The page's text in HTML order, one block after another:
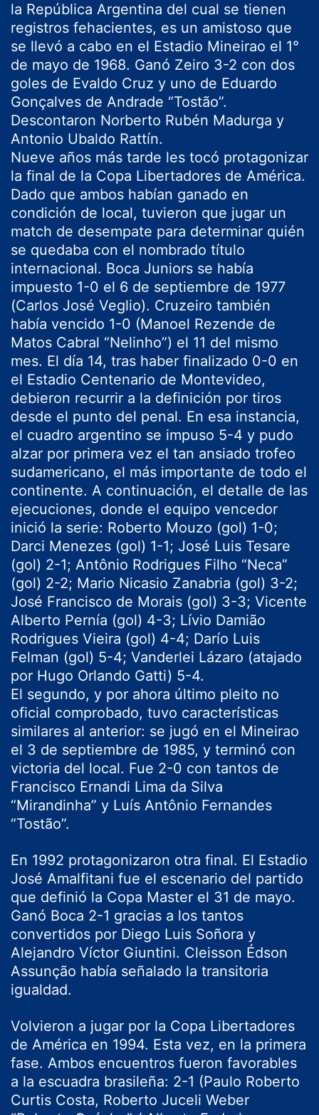
la República Argentina del cual se tienen
registros fehacientes, es un amistoso que
se llevó a cabo en el Estadio Mineirao el 1°
de mayo de 1968. Ganó Zeiro 3-2 con dos
goles de Evaldo Cruz y uno de Eduardo
Gonçalves de Andrade “Tostão”.
Descontaron Norberto Rubén Madurga y
Antonio Ubaldo Rattín.
Nueve años más tarde les tocó protagonizar
la final de la Copa Libertadores de América.
Dado que ambos habían ganado en
condición de local, tuvieron que jugar un
match de desempate para determinar quién
se quedaba con el nombrado título
internacional. Boca Juniors se había
impuesto 1-0 el 6 de septiembre de 1977
(Carlos José Veglio). Cruzeiro también
había vencido 1-0 (Manoel Rezende de
Matos Cabral “Nelinho”) el 11 del mismo
mes. El día 14, tras haber finalizado 0-0 en
el Estadio Centenario de Montevideo,
debieron recurrir a la definición por tiros
desde el punto del penal. En esa instancia,
el cuadro argentino se impuso 5-4 y pudo
alzar por primera vez el tan ansiado trofeo
sudamericano, el más importante de todo el
continente. A continuación, el detalle de las
ejecuciones, donde el equipo vencedor
inició la serie: Roberto Mouzo (gol) 1-0;
Darci Menezes (gol) 1-1; José Luis Tesare
(gol) 2-1; Antônio Rodrigues Filho “Neca”
(gol) 2-2; Mario Nicasio Zanabria (gol) 3-2;
José Francisco de Morais (gol) 3-3; Vicente
Alberto Pernía (gol) 4-3; Lívio Damião
Rodrigues Vieira (gol) 4-4; Darío Luis
Felman (gol) 5-4; Vanderlei Lázaro (atajado
por Hugo Orlando Gatti) 5-4.
El segundo, y por ahora último pleito no
oficial comprobado, tuvo características
similares al anterior: se jugó en el Mineirao
el 3 de septiembre de 1985, y terminó con
victoria del local. Fue 2-0 con tantos de
Francisco Ernandi Lima da Silva
“Mirandinha” y Luís Antônio Fernandes
“Tostão”.
En 1992 protagonizaron otra final. El Estadio
José Amalfitani fue el escenario del partido
que definió la Copa Master el 31 de mayo.
Ganó Boca 2-1 gracias a los tantos
convertidos por Diego Luis Soñora y
Alejandro Víctor Giuntini. Cleisson Édson
Assunção había señalado la transitoria
igualdad.
Volvieron a jugar por la Copa Libertadores
de América en 1994. Esta vez, en la primera
fase. Ambos encuentros fueron favorables
a la escuadra brasileña: 2-1 (Paulo Roberto
Curtis Costa, Roberto Juceli Weber